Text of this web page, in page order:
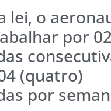
lei, o
por
(quatro)
por